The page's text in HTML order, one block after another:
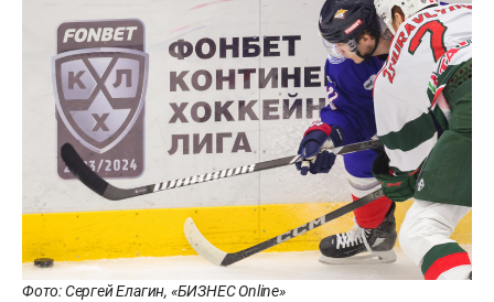
Фото: Сергей Елагин, «БИЗНЕС Online»